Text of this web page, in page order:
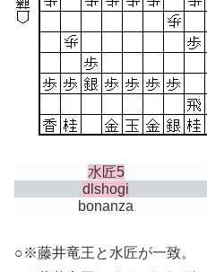
水匠5
dlshogi
bonanza
○※藤井竜王と水匠が一致。